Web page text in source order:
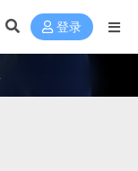
登录